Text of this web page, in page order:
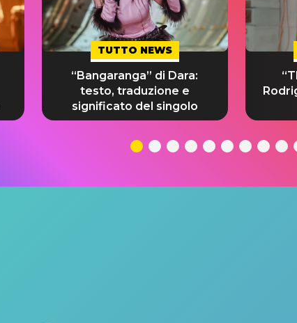
TUTTO NEWS
“Bangaranga” di Dara:
testo, traduzione e
significato del singolo